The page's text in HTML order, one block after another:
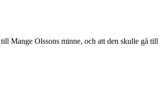
Mange Olssons minne, och att den skulle gå